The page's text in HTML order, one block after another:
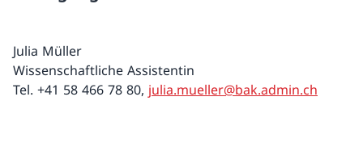
Julia Müller
Wissenschaftliche Assistentin
Tel. +41 58 466 78 80, julia.mueller@bak.admin.ch